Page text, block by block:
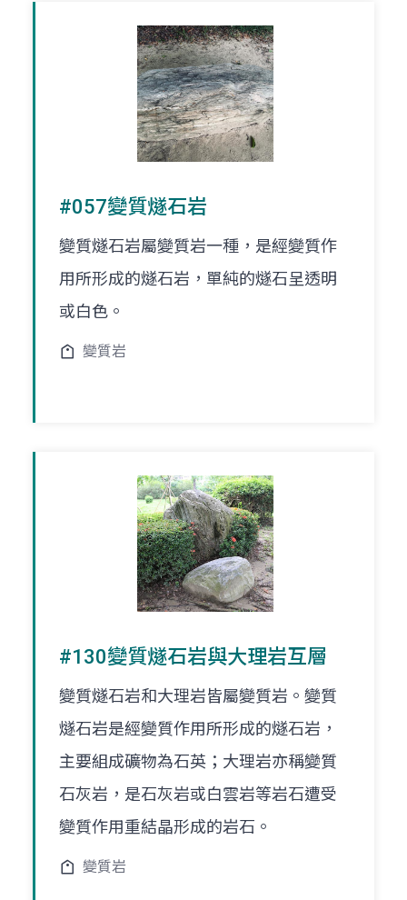
#057變質燧石岩
變質燧石岩屬變質岩一種，是經變質作
用所形成的燧石岩，單純的燧石呈透明
或白色。
變質岩
#130變質燧石岩與大理岩互層
變質燧石岩和大理岩皆屬變質岩。變質
燧石岩是經變質作用所形成的燧石岩，
主要組成礦物為石英；大理岩亦稱變質
石灰岩，是石灰岩或白雲岩等岩石遭受
變質作用重結晶形成的岩石。
變質岩